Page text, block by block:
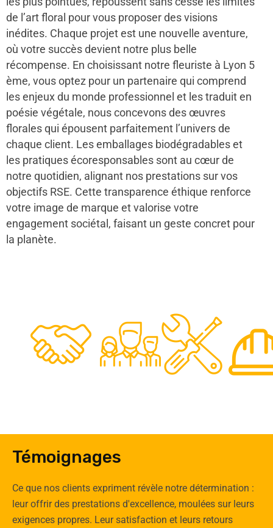
de l’art floral pour vous proposer des visions
inédites. Chaque projet est une nouvelle aventure,
où votre succès devient notre plus belle
récompense. En choisissant notre fleuriste à Lyon 5
ème, vous optez pour un partenaire qui comprend
les enjeux du monde professionnel et les traduit en
poésie végétale, nous concevons des œuvres
florales qui épousent parfaitement l’univers de
chaque client. Les emballages biodégradables et
les pratiques écoresponsables sont au cœur de
notre quotidien, alignant nos prestations sur vos
objectifs RSE. Cette transparence éthique renforce
votre image de marque et valorise votre
engagement sociétal, faisant un geste concret pour
la planète.
48
0
50
Experts
Témoignages
Ce que nos clients expriment révèle notre détermination :
leur offrir des prestations d'excellence, moulées sur leurs
exigences propres. Leur satisfaction et leurs retours